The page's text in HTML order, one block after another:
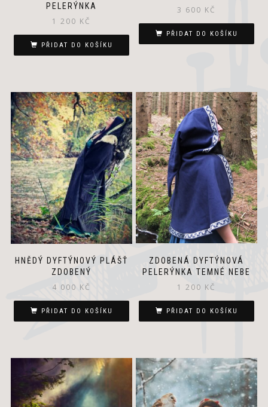
PELERÝNKA
1 200 KČ
PŘIDAT DO KOŠÍKU
3 600 KČ
PŘIDAT DO KOŠÍKU
HNĚDÝ DYFTÝNOVÝ PLÁŠŤ
ZDOBENÝ
4 000 KČ
PŘIDAT DO KOŠÍKU
ZDOBENÁ DYFTÝNOVÁ
PELERÝNKA TEMNÉ NEBE
1 200 KČ
PŘIDAT DO KOŠÍKU
This
product
has
multiple